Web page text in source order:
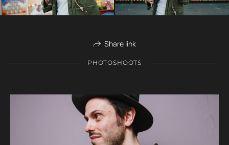
Share link
PHOTOSHOOTS